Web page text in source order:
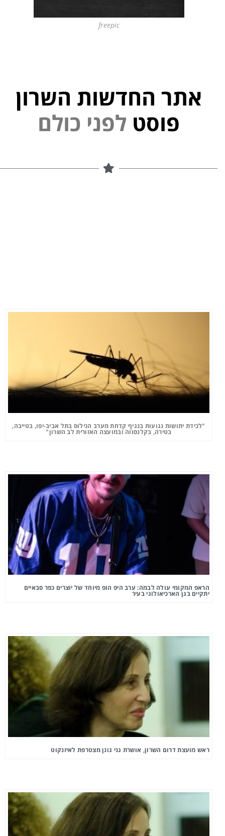
freepic
אתר החדשות השרון
פוסט
"לכידת יתושות נגועות בנגיף קדחת מערב הנילוס בתל אביב-יפו, בטייבה,
בטירה, בקלנסווה ובמועצה האזורית לב השרון"
הראפ המקומי עולה לבמה: ערב היפ הופ מיוחד של יוצרים כפר סבאיים
יתקיים בגן הארכיאולוגי בעיר
ראש מועצת דרום השרון, אושרת גני גונן מצטרפת לאיזנקוט